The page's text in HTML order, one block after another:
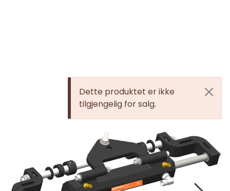
Dette produktet er ikke
tilgjengelig for salg.
Bygg/Innredning
VVS